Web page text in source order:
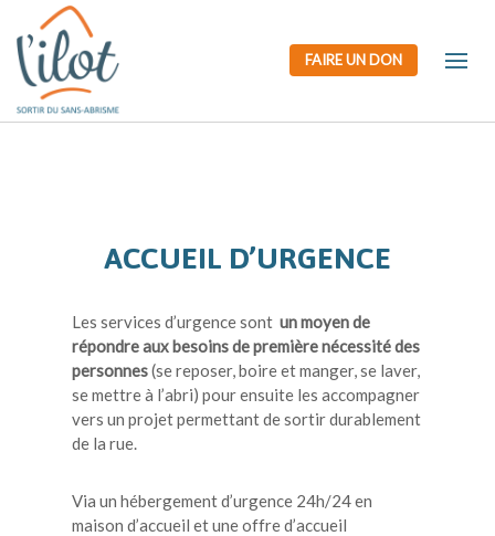
ACCUEIL D’URGENCE
Les services d’urgence sont un moyen de
répondre aux besoins de première nécessité des
personnes(se reposer, boire et manger, se laver,
se mettre à l’abri) pour ensuite les accompagner
vers un projet permettant de sortir durablement
de la rue.
Via un hébergement d’urgence 24h/24 en
maison d’accueil et une offre d’accueil
FAIRE UN DON